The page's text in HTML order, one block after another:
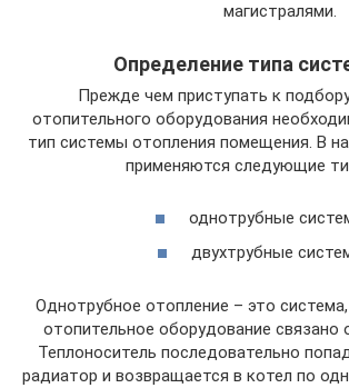
магистралями.
Определение типа
Прежде чем приступать к
отопительного оборудования
тип системы отопления помещения. В
применяются следующие
однотрубные
двухтрубные
Однотрубное отопление – это
отопительное оборудование связано
Теплоноситель последовательно
радиатор и возвращается в котел по